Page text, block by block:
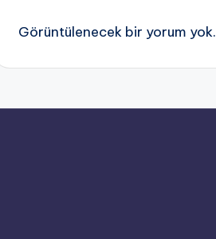
Görüntülenecek bir yorum yok.